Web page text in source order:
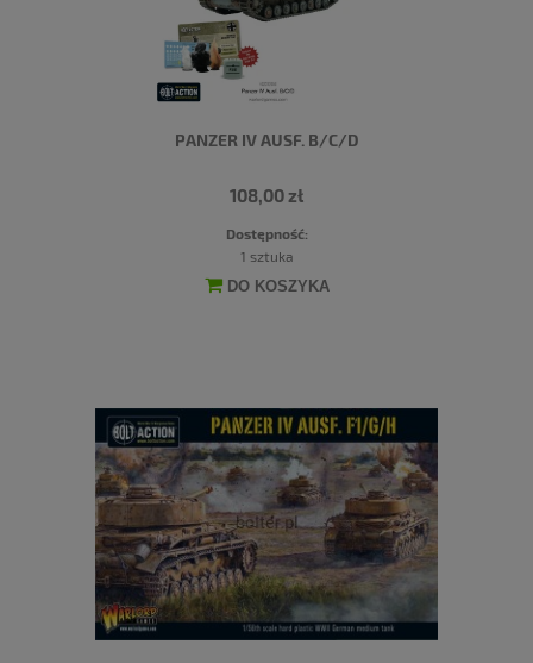
PANZER IV AUSF. B/C/D
108,00 zł
Dostępność:
1 sztuka
DO KOSZYKA